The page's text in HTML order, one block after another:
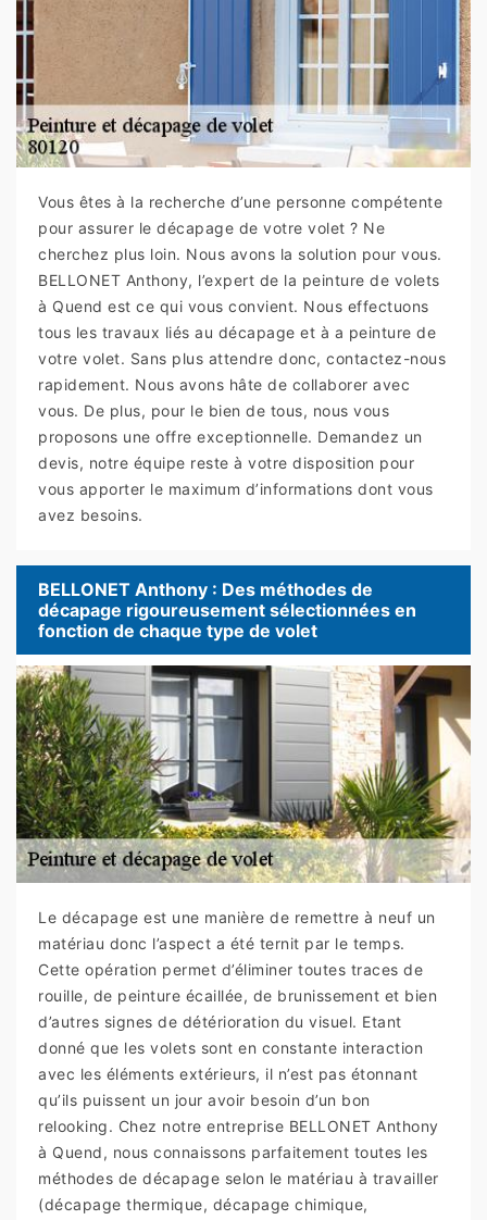
Vous êtes à la recherche d’une personne compétente
pour assurer le décapage de votre volet ? Ne
cherchez plus loin. Nous avons la solution pour vous.
BELLONET Anthony, l’expert de la peinture de volets
à Quend est ce qui vous convient. Nous effectuons
tous les travaux liés au décapage et à a peinture de
votre volet. Sans plus attendre donc, contactez-nous
rapidement. Nous avons hâte de collaborer avec
vous. De plus, pour le bien de tous, nous vous
proposons une offre exceptionnelle. Demandez un
devis, notre équipe reste à votre disposition pour
vous apporter le maximum d’informations dont vous
avez besoins.
BELLONET Anthony : Des méthodes de
décapage rigoureusement sélectionnées en
fonction de chaque type de volet
Le décapage est une manière de remettre à neuf un
matériau donc l’aspect a été ternit par le temps.
Cette opération permet d’éliminer toutes traces de
rouille, de peinture écaillée, de brunissement et bien
d’autres signes de détérioration du visuel. Etant
donné que les volets sont en constante interaction
avec les éléments extérieurs, il n’est pas étonnant
qu’ils puissent un jour avoir besoin d’un bon
relooking. Chez notre entreprise BELLONET Anthony
à Quend, nous connaissons parfaitement toutes les
méthodes de décapage selon le matériau à travailler
(décapage thermique, décapage chimique,